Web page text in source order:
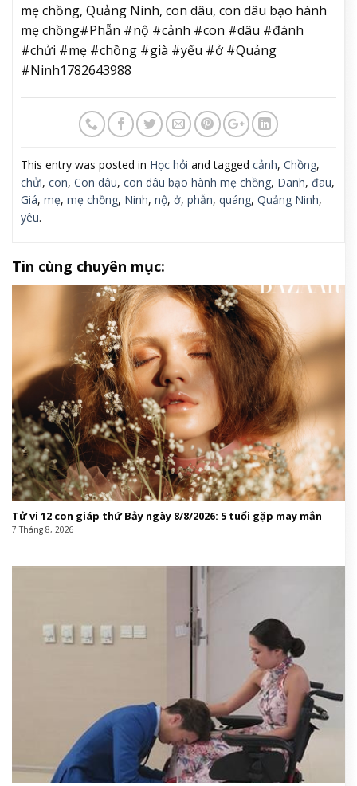
mẹ chồng, Quảng Ninh, con dâu, con dâu bạo hành
mẹ chồng#Phẫn #nộ #cảnh #con #dâu #đánh
#chửi #mẹ #chồng #già #yếu #ở #Quảng
#Ninh1782643988
This entry was posted in Học hỏi and tagged cảnh, Chồng,
chửi, con, Con dâu, con dâu bạo hành mẹ chồng, Danh, đau,
Giá, mẹ, mẹ chồng, Ninh, nộ, ở, phẫn, quáng, Quảng Ninh,
yêu.
Tin cùng chuyên mục:
Tử vi 12 con giáp thứ Bảy ngày 8/8/2026: 5 tuổi gặp may mắn
7 Tháng 8, 2026